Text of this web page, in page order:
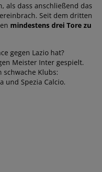
als dass anschließend das
Seit dem dritten
mindestens drei Tore zu
gegen Lazio hat?
Meister Inter gespielt.
schwache Klubs:
und Spezia Calcio.